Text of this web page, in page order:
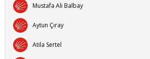
Mustafa Ali Balbay
Aytun Çıray
Atila Sertel